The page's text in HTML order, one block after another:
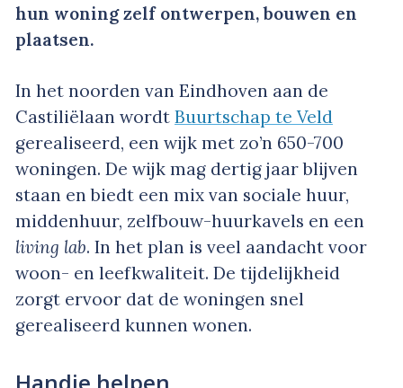
hun woning zelf ontwerpen, bouwen en
plaatsen.
In het noorden van Eindhoven aan de
Castiliëlaan wordt Buurtschap te Veld
gerealiseerd, een wijk met zo’n 650-700
woningen. De wijk mag dertig jaar blijven
staan en biedt een mix van sociale huur,
middenhuur, zelfbouw-huurkavels en een
living lab. In het plan is veel aandacht voor
woon- en leefkwaliteit. De tijdelijkheid
zorgt ervoor dat de woningen snel
gerealiseerd kunnen wonen.
Handje helpen